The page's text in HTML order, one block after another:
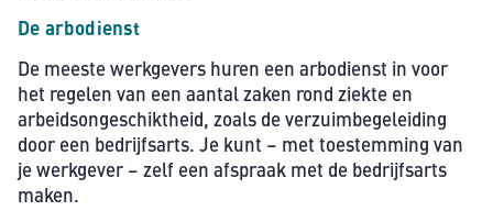
De arbodienst
De meeste werkgevers huren een arbodienst in voor
het regelen van een aantal zaken rond ziekte en
arbeidsongeschiktheid, zoals de verzuimbegeleiding
door een bedrijfsarts. Je kunt – met toestemming van
je werkgever – zelf een afspraak met de bedrijfsarts
maken.